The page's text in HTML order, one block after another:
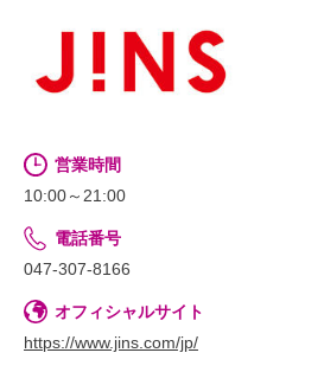
営業時間
10:00～21:00
電話番号
047-307-8166
オフィシャルサイト
https://www.jins.com/jp/